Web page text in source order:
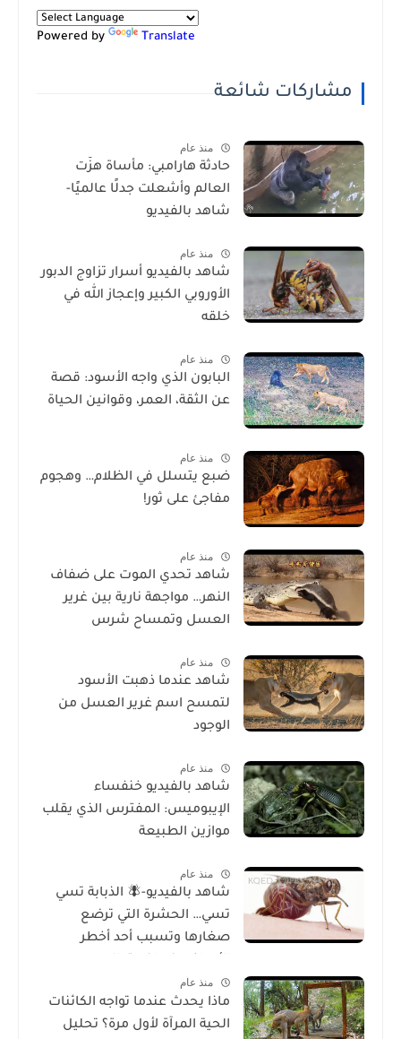
Powered by Translate
مشاركات شائعة
منذ عام
حادثة هارامبي: مأساة هزّت
العالم وأشعلت جدلًا عالميًا-
شاهد بالفيديو
منذ عام
شاهد بالفيديو أسرار تزاوج الدبور
الأوروبي الكبير وإعجاز الله في
خلقه
منذ عام
البابون الذي واجه الأسود: قصة
عن الثقة، العمر، وقوانين الحياة
منذ عام
ضبع يتسلل في الظلام… وهجوم
مفاجئ على ثور!
منذ عام
شاهد تحدي الموت على ضفاف
النهر… مواجهة نارية بين غرير
العسل وتمساح شرس
منذ عام
شاهد عندما ذهبت الأسود
لتمسح اسم غرير العسل من
الوجود
منذ عام
شاهد بالفيديو خنفساء
الإيبوميس: المفترس الذي يقلب
موازين الطبيعة
منذ عام
شاهد بالفيديو-🪰 الذبابة تسي
تسي… الحشرة التي ترضع
صغارها وتسبب أحد أخطر
منذ عام
ماذا يحدث عندما تواجه الكائنات
الحية المرآة لأول مرة؟ تحليل